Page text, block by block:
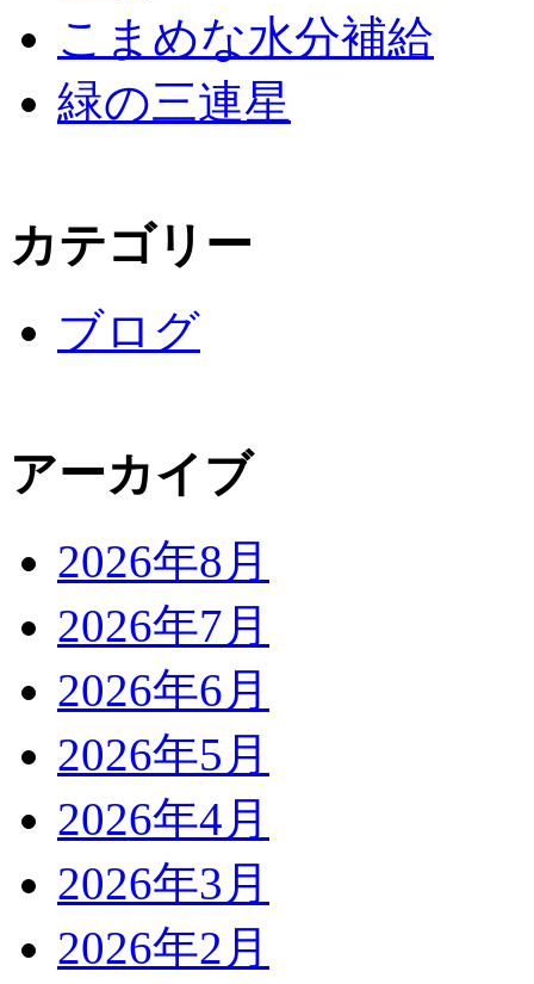
こまめな水分補給
緑の三連星
カテゴリー
ブログ
アーカイブ
2026年8月
2026年7月
2026年6月
2026年5月
2026年4月
2026年3月
2026年2月